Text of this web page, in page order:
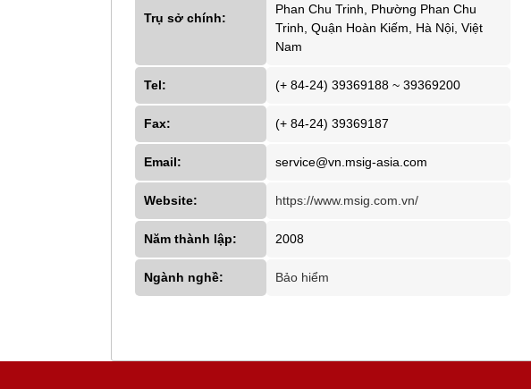
Trụ sở chính:
Phan Chu Trinh, Phường Phan Chu
Trinh, Quận Hoàn Kiếm, Hà Nội, Việt
Nam
Tel: (+ 84-24) 39369188 ~ 39369200
Fax: (+ 84-24) 39369187
Email: service@vn.msig-asia.com
Website: https://www.msig.com.vn/
Năm thành lập: 2008
Ngành nghề: Bảo hiểm